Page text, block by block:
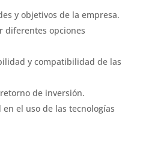
y objetivos de la empresa.
diferentes opciones
y compatibilidad de las
de inversión.
el uso de las tecnologías